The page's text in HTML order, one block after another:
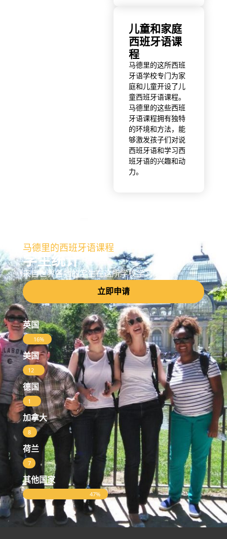
儿童和家庭
西班牙语课
程
马德里的这所西班
牙语学校专门为家
庭和儿童开设了儿
童西班牙语课程。
马德里的这些西班
牙语课程拥有独特
的环境和方法，能
够激发孩子们对说
西班牙语和学习西
班牙语的兴趣和动
力。
马德里的西班牙语课程
学生统计
来自世界各地的学生在这所学校学习
立即申请
英国
16%
美国
12
%
德国
1
%
加拿大
8
%
荷兰
7
%
其他国家
47%